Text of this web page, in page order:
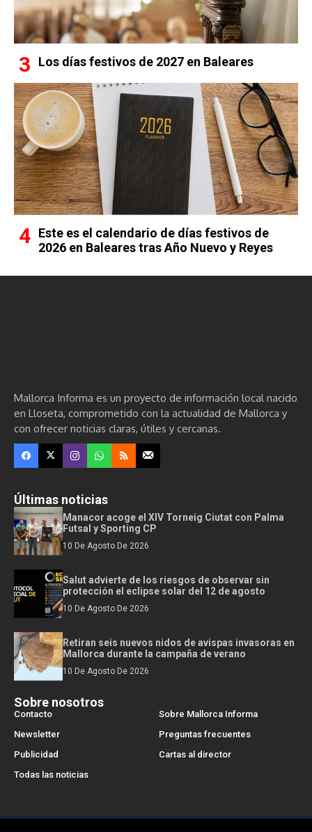
Los días festivos de 2027 en Baleares
Este es el calendario de días festivos de
2026 en Baleares tras Año Nuevo y Reyes
Mallorca Informa es un proyecto de información local nacido
en Lloseta, comprometido con la actualidad de Mallorca y
con ofrecer noticias claras, útiles y cercanas.
Últimas noticias
Manacor acoge el XIV Torneig Ciutat con Palma
Futsal y Sporting CP
10 De Agosto De 2026
Salut advierte de los riesgos de observar sin
protección el eclipse solar del 12 de agosto
10 De Agosto De 2026
Retiran seis nuevos nidos de avispas invasoras en
Mallorca durante la campaña de verano
10 De Agosto De 2026
Sobre nosotros
Contacto
Sobre Mallorca Informa
Newsletter
Preguntas frecuentes
Publicidad
Cartas al director
Todas las noticias